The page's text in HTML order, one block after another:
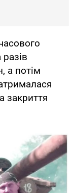
а потім
закриття